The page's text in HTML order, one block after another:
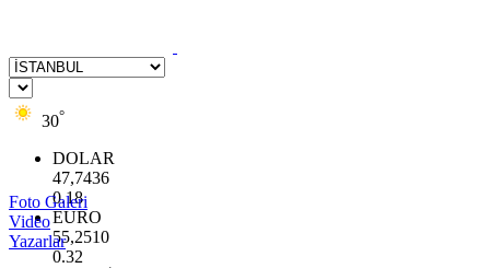
30°
DOLAR
47,7436
0.18
EURO
55,2510
0.32
Foto Galeri
Video
Yazarlar